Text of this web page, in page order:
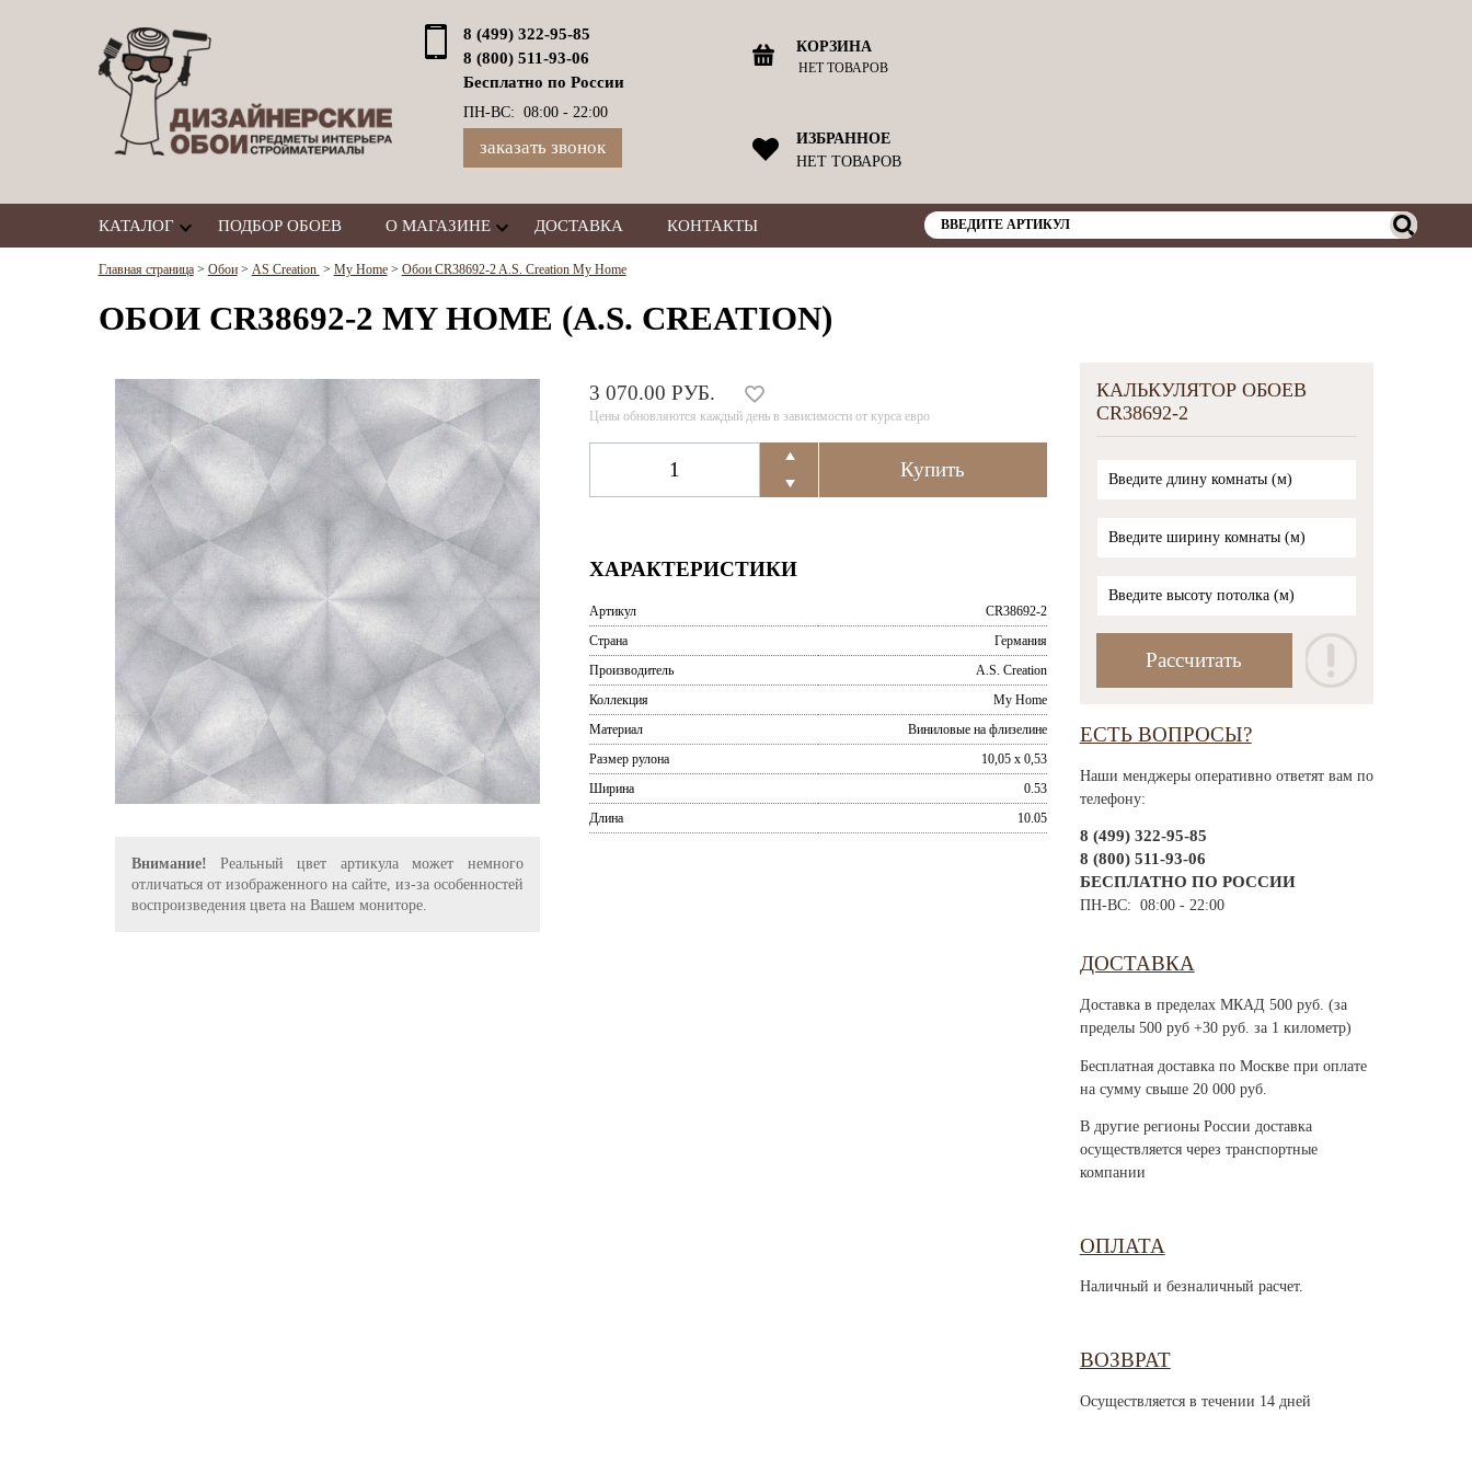
8 (499) 322-95-85
8 (800) 511-93-06
Бесплатно по России
ПН-ВС: 08:00 - 22:00
заказать звонок
КОРЗИНА
НЕТ ТОВАРОВ
ИЗБРАННОЕ
НЕТ ТОВАРОВ
КАТАЛОГ ПОДБОР ОБОЕВ О МАГАЗИНЕ ДОСТАВКА КОНТАКТЫ
Главная страница> Обои> AS Creation > My Home> Обои CR38692-2 A.S. Creation My Home
ОБОИ CR38692-2 MY HOME (A.S. CREATION)
Внимание! Реальный цвет артикула может немного
отличаться от изображенного на сайте, из-за особенностей
воспроизведения цвета на Вашем мониторе.
3 070.00 РУБ.
Цены обновляются каждый день в зависимости от курса евро
ХАРАКТЕРИСТИКИ
Артикул
CR38692-2
Страна
Германия
Производитель
A.S. Creation
Коллекция
My Home
Материал
Виниловые на флизелине
Размер рулона
10,05 x 0,53
Ширина
0.53
Длина
10.05
КАЛЬКУЛЯТОР ОБОЕВ
CR38692-2
ЕСТЬ ВОПРОСЫ?
Наши менджеры оперативно ответят вам по
телефону:
8 (499) 322-95-85
8 (800) 511-93-06
БЕСПЛАТНО ПО РОССИИ
ПН-ВС: 08:00 - 22:00
ДОСТАВКА
Доставка в пределах МКАД 500 руб. (за
пределы 500 руб +30 руб. за 1 километр)
Бесплатная доставка по Москве при оплате
на сумму свыше 20 000 руб.
В другие регионы России доставка
осуществляется через транспортные
компании
ОПЛАТА
Наличный и безналичный расчет.
ВОЗВРАТ
Осуществляется в течении 14 дней